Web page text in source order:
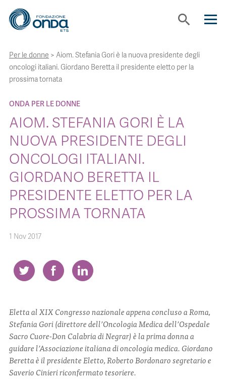
search
CHI SIAMO
STRUMENTI
PROGETTI
BOLLINI
ITA ENG
Per le donne > Aiom. Stefania Gori è la nuova presidente degli
oncologi italiani. Giordano Beretta il presidente eletto per la
prossima tornata
ONDA PER LE DONNE
AIOM. STEFANIA GORI È LA
NUOVA PRESIDENTE DEGLI
ONCOLOGI ITALIANI.
GIORDANO BERETTA IL
PRESIDENTE ELETTO PER LA
PROSSIMA TORNATA
1 Nov 2017
Eletta al XIX Congresso nazionale appena concluso a Roma,
Stefania Gori (direttore dell’Oncologia Medica dell’Ospedale
Sacro Cuore-Don Calabria di Negrar) è la prima donna a
guidare l’Associazione italiana di oncologia medica. Giordano
Beretta è il presidente Eletto, Roberto Bordonaro segretario e
Saverio Cinieri riconfermato tesoriere.